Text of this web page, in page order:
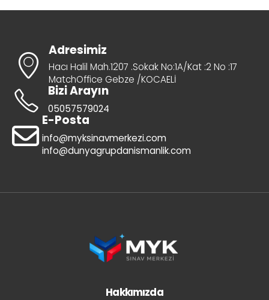
Adresimiz
Hacı Halil Mah.1207 .Sokak No:1A/Kat :2 No :17
MatchOffice Gebze /KOCAELİ
Bizi Arayın
05057579024
E-Posta
info@myksinavmerkezi.com
info@dunyagrupdanismanlik.com
Hakkımızda